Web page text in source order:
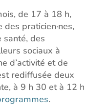
de 17 à 18 h,
praticien·nes,
santé, des
sociaux à
d’activité et de
rediffusée deux
à 9 h 30 et à 12 h
.